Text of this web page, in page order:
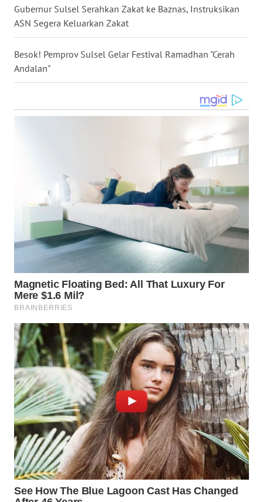
Gubernur Sulsel Serahkan Zakat ke Baznas, Instruksikan
ASN Segera Keluarkan Zakat
Besok! Pemprov Sulsel Gelar Festival Ramadhan "Cerah
Andalan"
BABEL
WN
SUMBAR
SUMSEL
LAMPUNG
WN
JATENG
WN
NUSANTARA
WN
JOGJA
WN
JATIM
WN
BALI
WN
KALBAR
WN